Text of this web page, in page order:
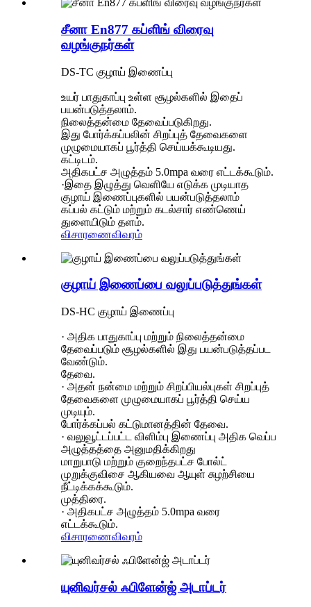
சீனா En877 கப்ளிங் விரைவு
வழங்குநர்கள்
DS-TC குழாய் இணைப்பு
உயர் பாதுகாப்பு உள்ள சூழல்களில் இதைப்
பயன்படுத்தலாம்.
நிலைத்தன்மை தேவைப்படுகிறது.
இது போர்க்கப்பலின் சிறப்புத் தேவைகளை
முழுமையாகப் பூர்த்தி செய்யக்கூடியது.
கட்டிடம்.
அதிகபட்ச அழுத்தம் 5.0mpa வரை எட்டக்கூடும்.
·இதை இழுத்து வெளியே எடுக்க முடியாத
குழாய் இணைப்புகளில் பயன்படுத்தலாம்
கப்பல் கட்டும் மற்றும் கடல்சார் எண்ணெய்
துளையிடும் தளம்.
விசாரணைவிவரம்
குழாய் இணைப்பை வலுப்படுத்துங்கள்
DS-HC குழாய் இணைப்பு
· அதிக பாதுகாப்பு மற்றும் நிலைத்தன்மை
தேவைப்படும் சூழல்களில் இது பயன்படுத்தப்பட
வேண்டும்.
தேவை.
· அதன் நன்மை மற்றும் சிறப்பியல்புகள் சிறப்புத்
தேவைகளை முழுமையாகப் பூர்த்தி செய்ய
முடியும்.
போர்க்கப்பல் கட்டுமானத்தின் தேவை.
· வலுவூட்டப்பட்ட விளிம்பு இணைப்பு அதிக வெப்ப
அழுத்தத்தை அனுமதிக்கிறது
மாறுபாடு மற்றும் குறைந்தபட்ச போல்ட்
முறுக்குவிசை ஆகியவை ஆயுள் சுழற்சியை
நீட்டிக்கக்கூடும்.
முத்திரை.
· அதிகபட்ச அழுத்தம் 5.0mpa வரை
எட்டக்கூடும்.
விசாரணைவிவரம்
யுனிவர்சல் ஃபிளேன்ஜ் அடாப்டர்